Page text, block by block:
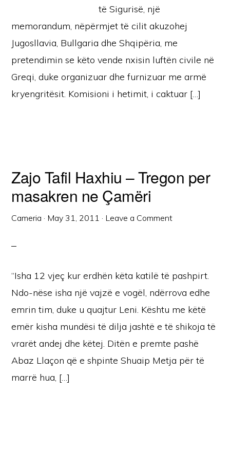
të Sigurisë, një
memorandum, nëpërmjet të cilit akuzohej
Jugosllavia, Bullgaria dhe Shqipëria, me
pretendimin se këto vende nxisin luftën civile në
Greqi, duke organizuar dhe furnizuar me armë
kryengritësit. Komisioni i hetimit, i caktuar […]
Zajo Tafil Haxhiu – Tregon per
masakren ne Çamëri
Cameria · May 31, 2011 · Leave a Comment
“Isha 12 vjeç kur erdhën këta katilë të pashpirt.
Ndo-nëse isha një vajzë e vogël, ndërrova edhe
emrin tim, duke u quajtur Leni. Kështu me këtë
emër kisha mundësi të dilja jashtë e të shikoja të
vrarët andej dhe këtej. Ditën e premte pashë
Abaz Llaçon që e shpinte Shuaip Metja për të
marrë hua, […]